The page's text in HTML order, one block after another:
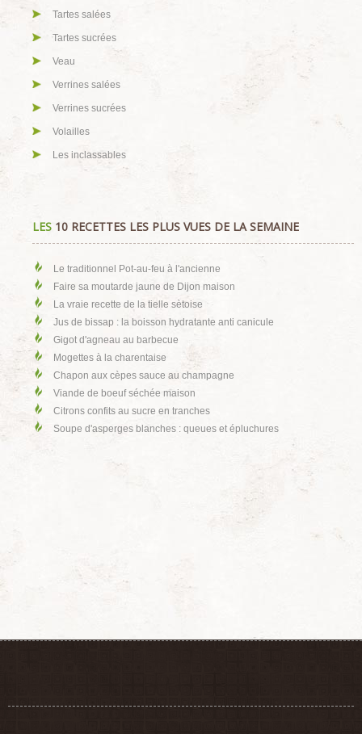
Tartes salées
Tartes sucrées
Veau
Verrines salées
Verrines sucrées
Volailles
Les inclassables
LES 10 RECETTES LES PLUS VUES DE LA SEMAINE
Le traditionnel Pot-au-feu à l'ancienne
Faire sa moutarde jaune de Dijon maison
La vraie recette de la tielle sètoise
Jus de bissap : la boisson hydratante anti canicule
Gigot d'agneau au barbecue
Mogettes à la charentaise
Chapon aux cèpes sauce au champagne
Viande de boeuf séchée maison
Citrons confits au sucre en tranches
Soupe d'asperges blanches : queues et épluchures